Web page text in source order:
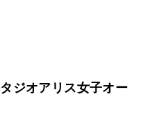
ジオアリス女子オー